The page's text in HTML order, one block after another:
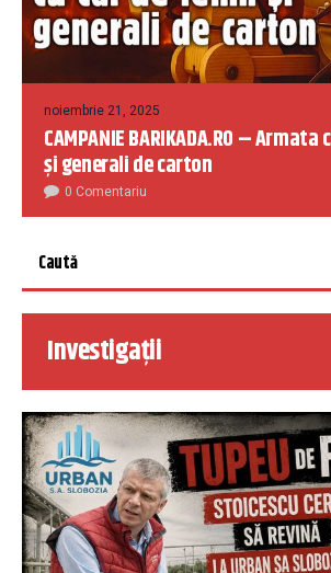
noiembrie 21, 2025
CAMPANIE BARIKADA.RO –
și generali de carton
0 Comentariu
Investigații